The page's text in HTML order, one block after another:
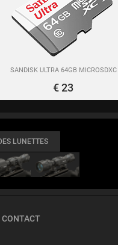
SANDISK ULTRA 64GB MICROSDXC
€ 23
LUNETTES